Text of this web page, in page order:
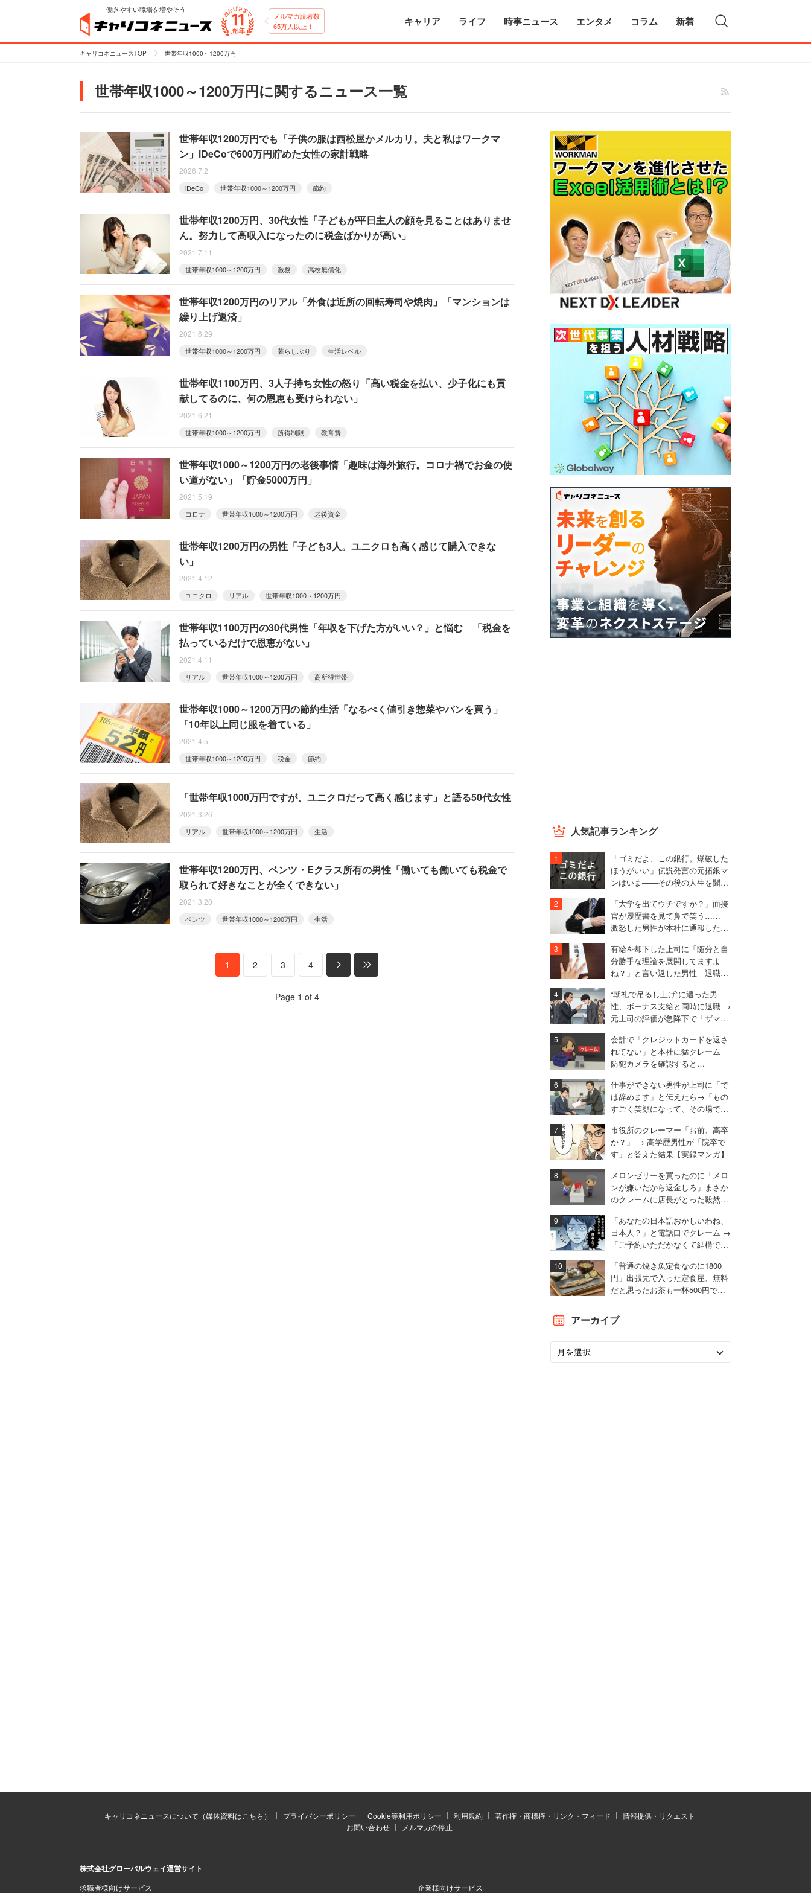
働きやすい職場を増やそう
メルマガ読者数
65万人以上！
キャリア ライフ 時事ニュース エンタメ コラム 新着
キャリコネニュースTOP 世帯年収1000～1200万円
世帯年収1000～1200万円に関するニュース一覧
世帯年収1200万円でも「子供の服は西松屋かメルカリ。夫と私はワークマ
ン」iDeCoで600万円貯めた女性の家計戦略
2026.7.2
iDeCo 世帯年収1000～1200万円 節約
世帯年収1200万円、30代女性「子どもが平日主人の顔を見ることはありませ
ん。努力して高収入になったのに税金ばかりが高い」
2021.7.11
世帯年収1000～1200万円 激務 高校無償化
世帯年収1200万円のリアル「外食は近所の回転寿司や焼肉」「マンションは
繰り上げ返済」
2021.6.29
世帯年収1000～1200万円 暮らしぶり 生活レベル
世帯年収1100万円、3人子持ち女性の怒り「高い税金を払い、少子化にも貢
献してるのに、何の恩恵も受けられない」
2021.6.21
世帯年収1000～1200万円 所得制限 教育費
世帯年収1000～1200万円の老後事情「趣味は海外旅行。コロナ禍でお金の使
い道がない」「貯金5000万円」
2021.5.19
コロナ 世帯年収1000～1200万円 老後資金
世帯年収1200万円の男性「子ども3人。ユニクロも高く感じて購入できな
い」
2021.4.12
ユニクロ リアル 世帯年収1000～1200万円
世帯年収1100万円の30代男性「年収を下げた方がいい？」と悩む 「税金を
払っているだけで恩恵がない」
2021.4.11
リアル 世帯年収1000～1200万円 高所得世帯
世帯年収1000～1200万円の節約生活「なるべく値引き惣菜やパンを買う」
「10年以上同じ服を着ている」
2021.4.5
世帯年収1000～1200万円 税金 節約
「世帯年収1000万円ですが、ユニクロだって高く感じます」と語る50代女性
2021.3.26
リアル 世帯年収1000～1200万円 生活
世帯年収1200万円、ベンツ・Eクラス所有の男性「働いても働いても税金で
取られて好きなことが全くできない」
2021.3.20
ベンツ 世帯年収1000～1200万円 生活
1 2 3 4
Page 1 of 4
人気記事ランキング
「ゴミだよ、この銀行。爆破した
ほうがいい」伝説発言の元拓銀マ
ンはいま――その後の人生を聞い
「大学を出てウチですか？」面接
官が履歴書を見て鼻で笑う……
激怒した男性が本社に通報した結
有給を却下した上司に「随分と自
分勝手な理論を展開してますよ
ね？」と言い返した男性 退職届
“朝礼で吊るし上げ”に遭った男
性、ボーナス支給と同時に退職 →
元上司の評価が急降下で「ザマア
会計で「クレジットカードを返さ
れてない」と本社に猛クレーム
防犯カメラを確認すると…
仕事ができない男性が上司に「で
は辞めます」と伝えたら→「もの
すごく笑顔になって、その場で退
市役所のクレーマー「お前、高卒
か？」 → 高学歴男性が「院卒で
す」と答えた結果【実録マンガ】
メロンゼリーを買ったのに「メロ
ンが嫌いだから返金しろ」まさか
のクレームに店長がとった毅然と
「あなたの日本語おかしいわね、
日本人？」と電話口でクレーム →
「ご予約いただかなくて結構で
ガ】
「普通の焼き魚定食なのに1800
円」出張先で入った定食屋、無料
だと思ったお茶も一杯500円でモ
アーカイブ
キャリコネニュースについて（媒体資料はこちら） プライバシーポリシー Cookie等利用ポリシー 利用規約 著作権・商標権・リンク・フィード
情報提供・リクエスト
お問い合わせ
メルマガの停止
株式会社グローバルウェイ運営サイト
求職者様向けサービス 企業様向けサービス